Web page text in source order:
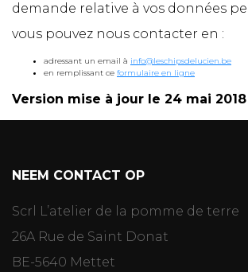
demande relative à vos données
vous pouvez nous contacter en :
adressant un email à info@leschipsdelucien.be
en remplissant ce formulaire en ligne
Version mise à jour le 24 mai 2018
NEEM CONTACT OP
Scrl L’atelier de la pomme de terre
26A Rue de Saint Donat
BE-5640 Mettet